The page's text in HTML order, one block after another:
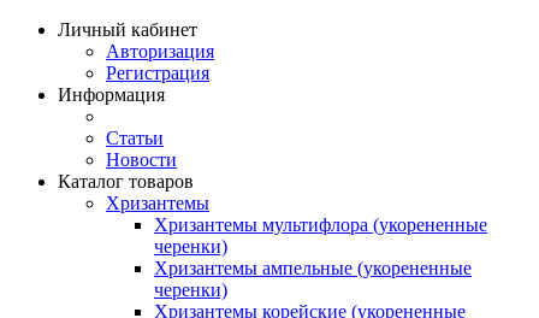
Личный кабинет
Авторизация
Регистрация
Информация
Статьи
Новости
Каталог товаров
Хризантемы
Хризантемы мультифлора (укорененные
черенки)
Хризантемы ампельные (укорененные
черенки)
Хризантемы корейские (укорененные